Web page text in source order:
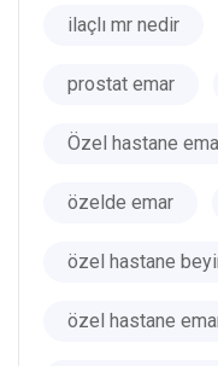
ilaçlı mr nedir
prostat emar
Özel hastane
özelde emar
özel hastane
özel hastane